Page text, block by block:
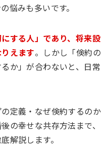
悩みも多いです。
する人」であり、将来設
えます。しかし「倹約の
か」が合わないと、日常
定義・なぜ倹約するのか
の幸せな共存方法まで、
解説します。